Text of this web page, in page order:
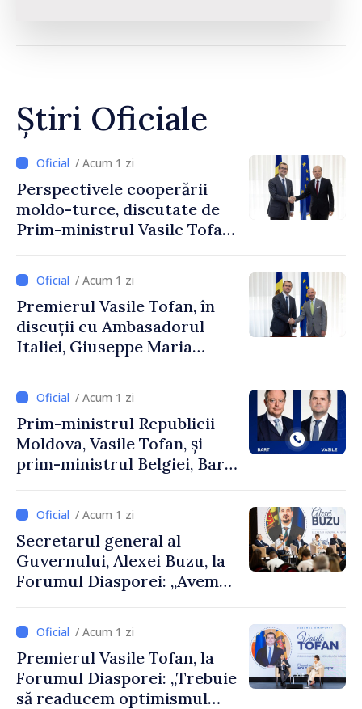
Știri Oficiale
/ Acum 1 zi
Perspectivele cooperării
moldo-turce, discutate de
Prim-ministrul Vasile Tofan
Uygar Mustafa Sertel
/ Acum 1 zi
Premierul Vasile Tofan, în
discuții cu Ambasadorul
Italiei, Giuseppe Maria
/ Acum 1 zi
Prim-ministrul Republicii
Moldova, Vasile Tofan, și
prim-ministrul Belgiei, Bart
despre parcursul european
al Republicii Moldova.
/ Acum 1 zi
Secretarul general al
Guvernului, Alexei Buzu, la
Forumul Diasporei: „Avem
dumneavoastră pentru a
construi comunități mai
puternice”
/ Acum 1 zi
Premierul Vasile Tofan, la
Forumul Diasporei: „Trebuie
să readucem optimismul